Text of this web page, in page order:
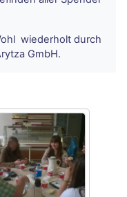
wiederholt durch
GmbH.